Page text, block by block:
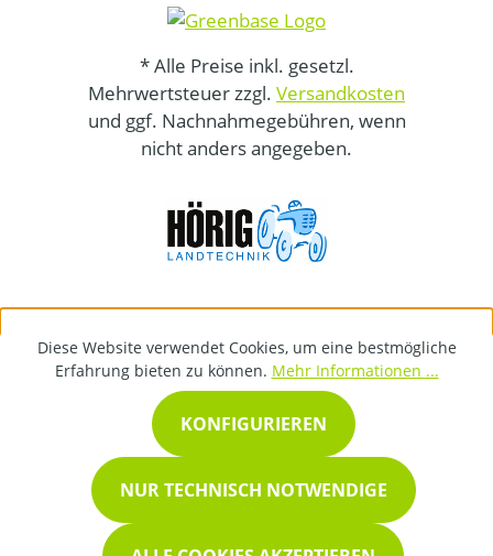
* Alle Preise inkl. gesetzl.
Mehrwertsteuer zzgl. Versandkosten
und ggf. Nachnahmegebühren, wenn
nicht anders angegeben.
Diese Website verwendet Cookies, um eine bestmögliche
Erfahrung bieten zu können. Mehr Informationen ...
NUR TECHNISCH NOTWENDIGE
KONFIGURIEREN